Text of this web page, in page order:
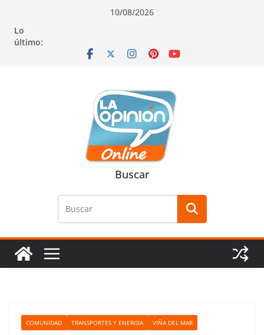
contenido
navegación
contenido
10/08/2026
Lo
último:
Buscar
COMUNIDAD TRANSPORTES Y ENERGIA VIÑA DEL MAR